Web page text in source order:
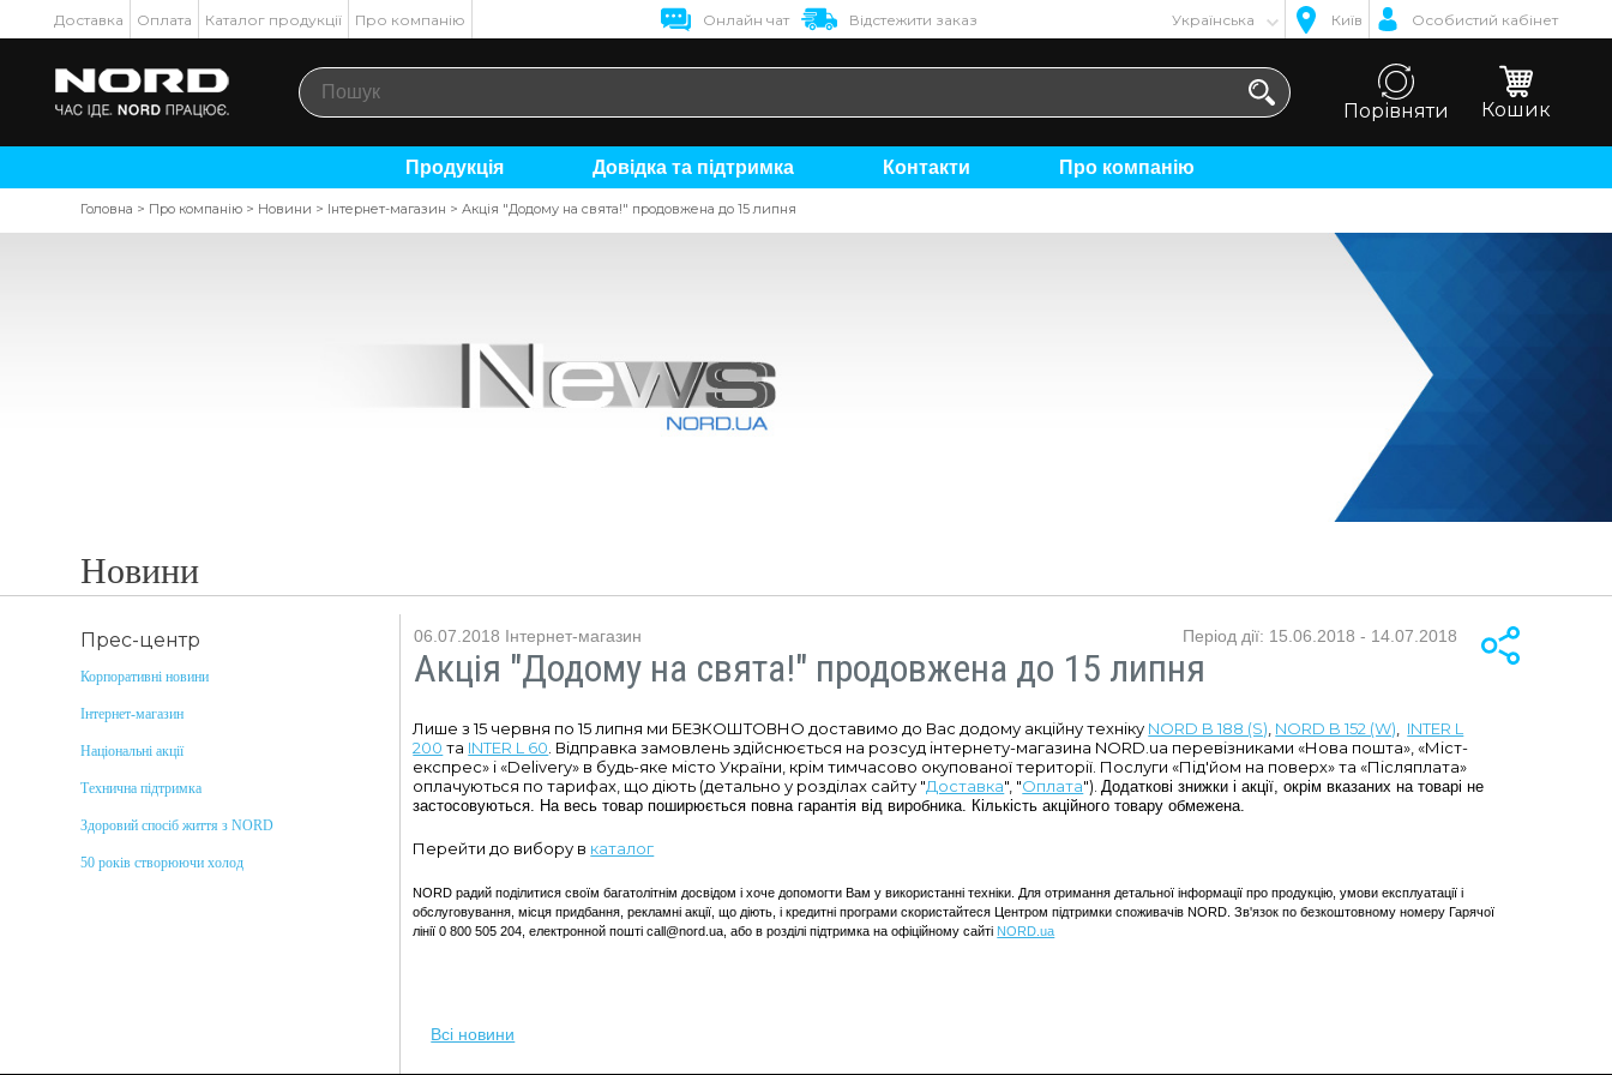
Доставка Оплата Каталог продукції Про компанію Онлайн чат Відстежити заказ Українська Київ Особистий кабінет
Порівняти Кошик
Продукція Довідка та підтримка Контакти Про компанію
Головна > Про компанію > Новини > Інтернет-магазин >Акція "Додому на свята!" продовжена до 15 липня
Новини
06.07.2018 Інтернет-магазин Період дії: 15.06.2018 - 14.07.2018
Акція "Додому на свята!" продовжена до 15 липня
Лише з 15 червня по 15 липня ми БЕЗКОШТОВНО доставимо до Вас додому акційну техніку NORD B 188 (S) NORD B 152 (W)
INTER L
200 та INTER L 60 . Відправка замовлень здійснюється на розсуд інтернету-магазина NORD.ua перевізниками «Нова пошта», «Міст-
експрес» і «Delivery» в будь-яке місто України, крім тимчасово окупованої території. Послуги «Під'йом на поверх» та «Післяплата»
оплачуються по тарифах, що діють (детально у розділах сайту "Доставка", "Оплата"). Додаткові знижки і акції, окрім вказаних на товарі не
застосовуються. На весь товар поширюється повна гарантія від виробника. Кількість акційного товару обмежена.
Перейти до вибору в каталог
NORD радий поділитися своїм багатолітнім досвідом і хоче допомогти Вам у використанні техніки. Для отримання детальної інформації про продукцію, умови експлуатації і
обслуговування, місця придбання, рекламні акції, що діють, і кредитні програми скористайтеся Центром підтримки споживачів NORD. Зв'язок по безкоштовному номеру Гарячої
лінії 0 800 505 204, електронной пошті call@nord.ua, або в розділі підтримка на офіційному сайті NORD.ua
Всі новини
Прес-центр
Корпоративні новини
Інтернет-магазин
Національні акції
Технична підтримка
Здоровий спосіб життя з NORD
50 років створюючи холод